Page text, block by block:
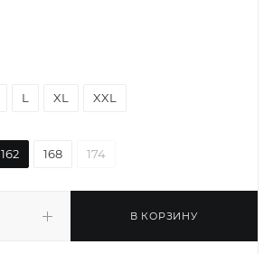
В КОРЗИНУ
L XL XXL
162 168 174